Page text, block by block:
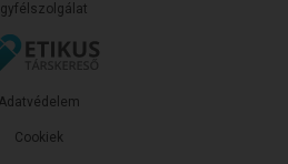
Adatvédelem
Cookiek